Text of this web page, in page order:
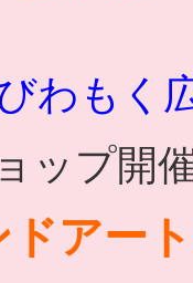
わもく
ップ開
ドアー